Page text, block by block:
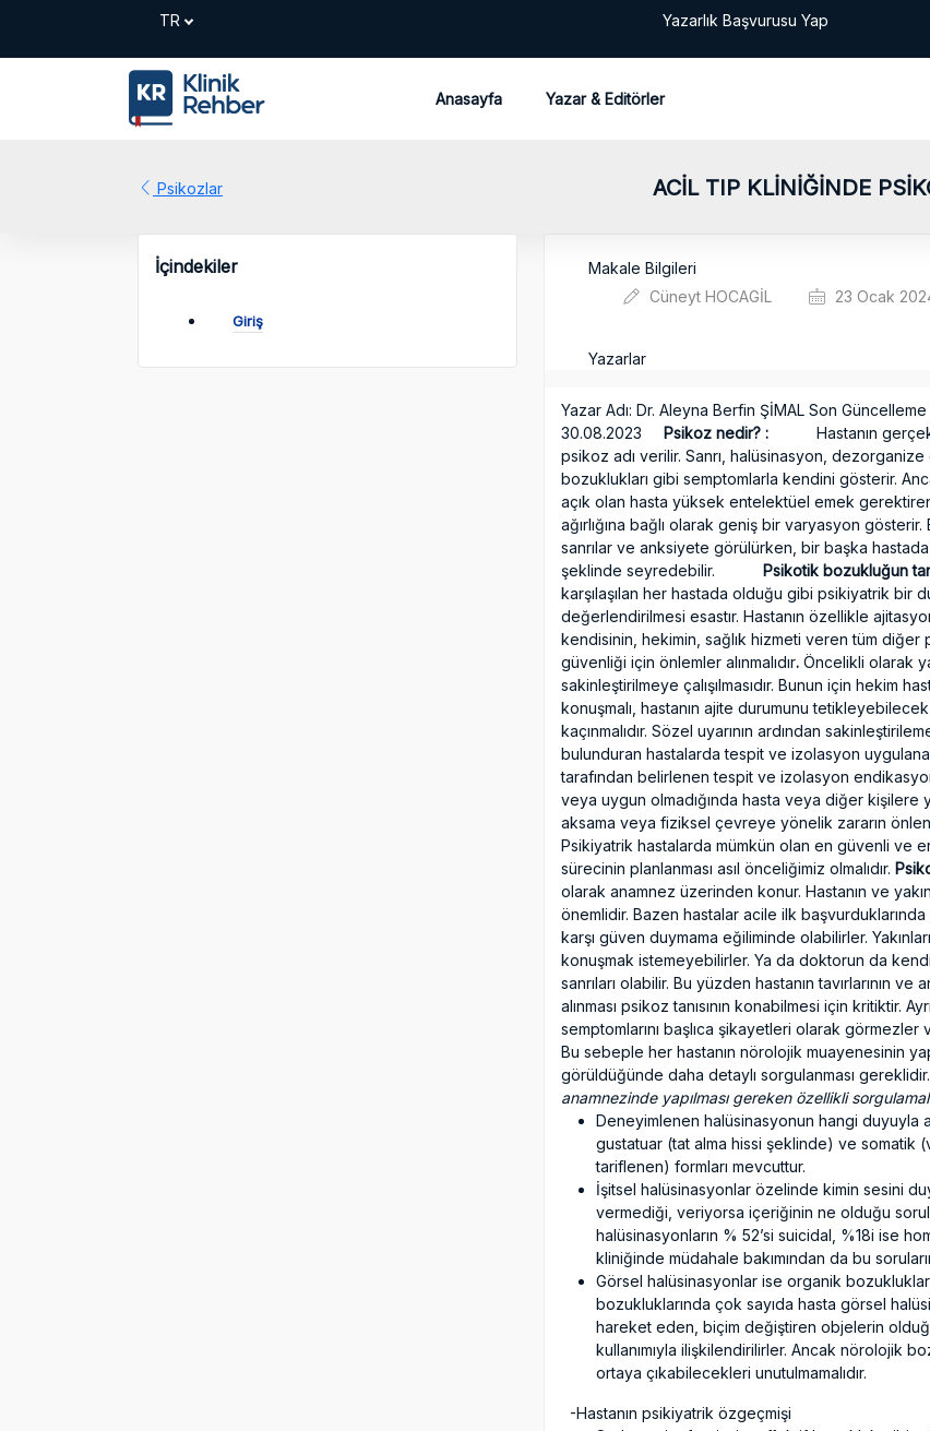
Yazarlık Başvurusu Yap
Anasayfa Yazar & Editörler
Psikozlar ACİL TIP KLİNİĞİNDE
İçindekiler
Giriş
Makale Bilgileri
Cüneyt HOCAGİL
23 Ocak
Yazarlar
Yazar Adı: Dr. Aleyna Berfin ŞİMAL Son
30.08.2023 Psikoz nedir? :
Hastanın
psikoz adı verilir. Sanrı, halüsinasyon,
bozuklukları gibi semptomlarla kendini gösterir.
açık olan hasta yüksek entelektüel emek
ağırlığına bağlı olarak geniş bir varyasyon
sanrılar ve anksiyete görülürken, bir başka
şeklinde seyredebilir.
Psikotik bozukluğun
karşılaşılan her hastada olduğu gibi psikiyatrik bir
değerlendirilmesi esastır. Hastanın özellikle
kendisinin, hekimin, sağlık hizmeti veren tüm
güvenliği için önlemler alınmalıdır. Öncelikli olarak
sakinleştirilmeye çalışılmasıdır. Bunun için hekim
konuşmalı, hastanın ajite durumunu
kaçınmalıdır. Sözel uyarının ardından
bulunduran hastalarda tespit ve izolasyon
tarafından belirlenen tespit ve izolasyon
veya uygun olmadığında hasta veya diğer kişilere
aksama veya fiziksel çevreye yönelik zararın
Psikiyatrik hastalarda mümkün olan en güvenli ve
sürecinin planlanması asıl önceliğimiz olmalıdır.
olarak anamnez üzerinden konur. Hastanın ve
önemlidir. Bazen hastalar acile ilk
karşı güven duymama eğiliminde olabilirler.
konuşmak istemeyebilirler. Ya da doktorun da
sanrıları olabilir. Bu yüzden hastanın tavırlarının
alınması psikoz tanısının konabilmesi için kritiktir.
semptomlarını başlıca şikayetleri olarak
Bu sebeple her hastanın nörolojik muayenesinin
görüldüğünde daha detaylı sorgulanması
anamnezinde yapılması gereken özellikli
Deneyimlenen halüsinasyonun hangi duyuyla
gustatuar (tat alma hissi şeklinde) ve somatik
tariflenen) formları mevcuttur.
İşitsel halüsinasyonlar özelinde kimin sesini
vermediği, veriyorsa içeriğinin ne olduğu
halüsinasyonların % 52’si suicidal, %18i ise
kliniğinde müdahale bakımından da bu
Görsel halüsinasyonlar ise organik
bozukluklarında çok sayıda hasta görsel
hareket eden, biçim değiştiren objelerin
kullanımıyla ilişkilendirilirler. Ancak nörolojik
ortaya çıkabilecekleri unutulmamalıdır.
-Hastanın psikiyatrik özgeçmişi